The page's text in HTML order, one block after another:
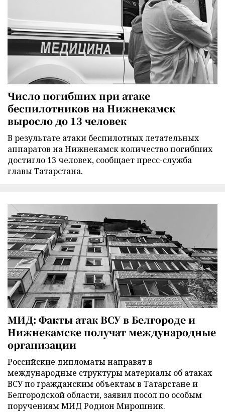
Число погибших при атаке
беспилотников на Нижнекамск
выросло до 13 человек
В результате атаки беспилотных летательных
аппаратов на Нижнекамск количество погибших
достигло 13 человек, сообщает пресс-служба
главы Татарстана.
МИД: Факты атак ВСУ в Белгороде и
Нижнекамске получат международные
организации
Российские дипломаты направят в
международные структуры материалы об атаках
ВСУ по гражданским объектам в Татарстане и
Белгородской области, заявил посол по особым
поручениям МИД Родион Мирошник.